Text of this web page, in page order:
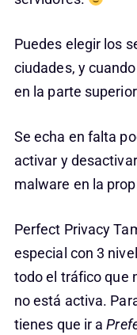
Puedes elegir los
ciudades, y
en la parte
Se echa en falta
activar y
malware en la
Perfect Privacy
especial con 3
todo el tráfico que
no está activa.
tienes que ir a